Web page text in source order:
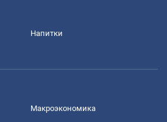
Напитки
Mакроэкономика